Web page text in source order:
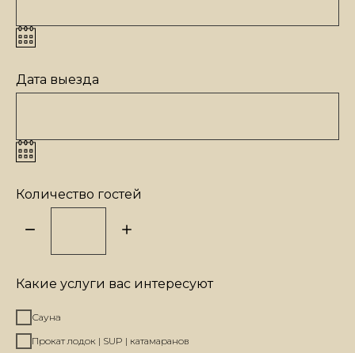
Дата выезда
Количество гостей
Какие услуги вас интересуют
Саунa
Прокат лодок | SUP | катамаранов